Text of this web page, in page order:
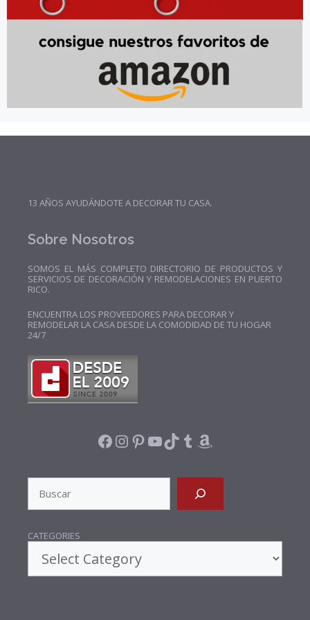
13 AÑOS AYUDÁNDOTE A DECORAR TU CASA.
Sobre Nosotros
SOMOS EL MÁS COMPLETO DIRECTORIO DE PRODUCTOS Y
SERVICIOS DE DECORACIÓN Y REMODELACIONES EN PUERTO
RICO.
ENCUENTRA LOS PROVEEDORES PARA DECORAR Y
REMODELAR LA CASA DESDE LA COMODIDAD DE TU HOGAR
24/7
FACEBOOK
INSTAGRAM
PINTEREST
YOUTUBE
TIKTOK
TUMBLR
AMAZON
SEARCH
CATEGORIES